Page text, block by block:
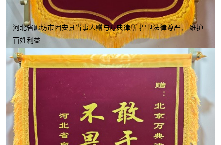
河北省廊坊市固安县当事人赠与万典律所 捍卫法律尊严， 维护
百姓利益